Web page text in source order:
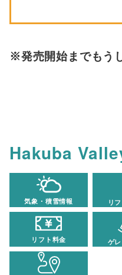
※発売開始までもう
Hakuba
気象・積雪情報 リ
リフト料金 ゲ